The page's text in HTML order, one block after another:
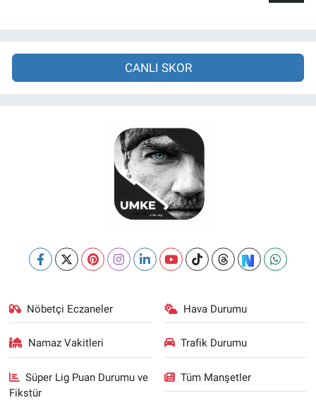
CANLI SKOR
Nöbetçi Eczaneler Hava Durumu
Namaz Vakitleri Trafik Durumu
Süper Lig Puan Durumu ve
Fikstür
Tüm Manşetler